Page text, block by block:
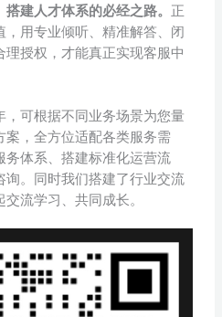
建人才体系的必经之路。 正
用专业倾听、精准解答、闭
授权，才能真正实现客服中
可根据不同业务场景为您量
，全方位适配各类服务需
体系、搭建标准化运营流
。同时我们搭建了行业交流
流学习、共同成长。